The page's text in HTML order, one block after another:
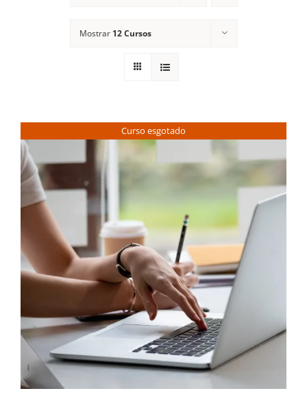
Mostrar 12 Cursos
Curso esgotado